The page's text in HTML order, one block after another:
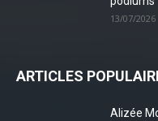
13/07/2026
ARTICLES
Alizée